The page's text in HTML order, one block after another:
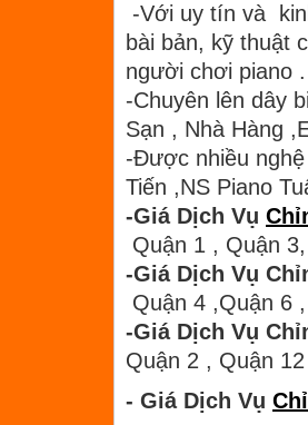
-Với uy tín và
bài bản, kỹ thuật
người chơi piano .
-Chuyên lên dây
Sạn , Nhà Hàng
-Được nhiều
Tiến ,NS Piano
-Giá Dịch Vụ
Quận 1 , Quận
-Giá Dịch Vụ
Quận 4 ,Quận 6
-Giá Dịch Vụ
Quận 2 , Quận
- Giá Dịch Vụ